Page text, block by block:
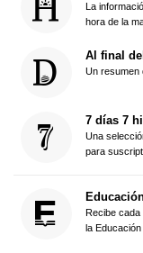
La
hora de la
Al final
Un resumen
7 días 7
Una
para
Recibe cada
la Educación